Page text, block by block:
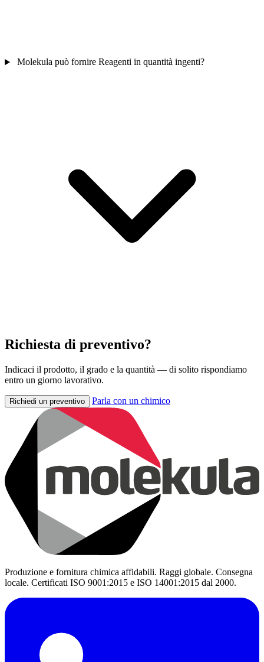
Molekula può fornire Reagenti in quantità ingenti?
Richiesta di preventivo?
Indicaci il prodotto, il grado e la quantità — di solito rispondiamo
entro un giorno lavorativo.
Richiedi un preventivo Parla con un chimico
Produzione e fornitura chimica affidabili. Raggi globale. Consegna
locale. Certificati ISO 9001:2015 e ISO 14001:2015 dal 2000.